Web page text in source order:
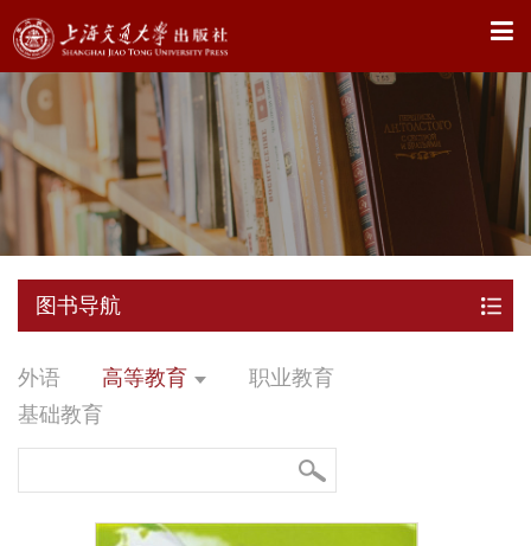
X
图书导航
外语 高等教育
职业教育
基础教育